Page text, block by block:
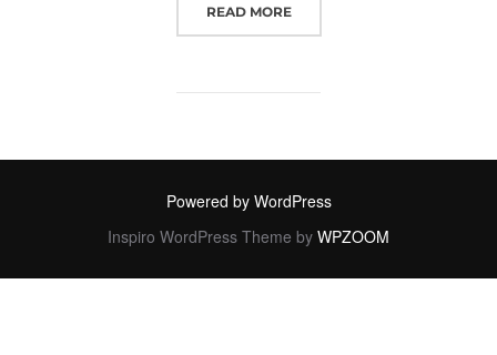
READ MORE“คุณครูโรงเรียนเอกชนแห่งหนึ่งเสี
Powered by WordPress
Inspiro WordPress Theme by WPZOOM